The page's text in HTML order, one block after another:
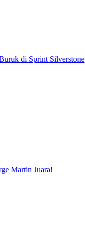
di Sprint Silverstone
Martin Juara!